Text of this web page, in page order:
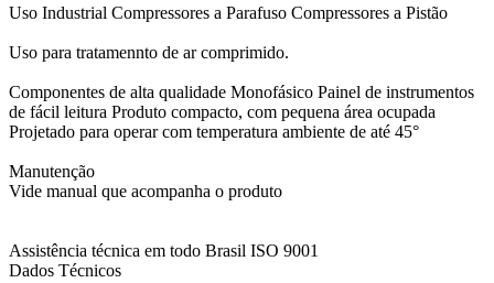
Uso Industrial Compressores a Parafuso Compressores a Pistão
Uso para tratamennto de ar comprimido.
Componentes de alta qualidade Monofásico Painel de instrumentos
de fácil leitura Produto compacto, com pequena área ocupada
Projetado para operar com temperatura ambiente de até 45°
Manutenção
Vide manual que acompanha o produto
Assistência técnica em todo Brasil ISO 9001
Dados Técnicos